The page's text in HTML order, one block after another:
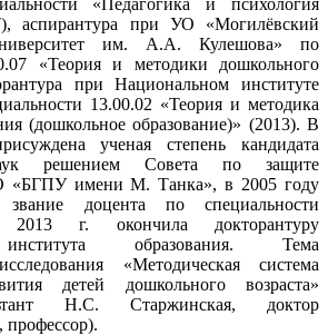
аспирантура при УО «Могилёвский
им. А.А. Кулешова» по
«Теория и методики дошкольного
при Национальном институте
13.00.02 «Теория и методика
(дошкольное образование)» (2013). В
ученая степень кандидата
решением Совета по защите
«БГПУ имени М. Танка», в 2005 году
звание доцента по специальности
2013 г. окончила докторантуру
образования. Тема
«Методическая система
детей дошкольного возраста»
Н.С. Старжинская, доктор
профессор).